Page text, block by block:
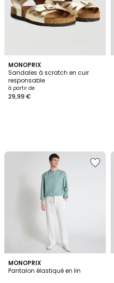
MONOPRIX
Sandales à scratch en cuir
responsable
à partir de
29,99 €
MONOPRIX
Pantalon élastiqué en lin
3
/
4
Couleurs